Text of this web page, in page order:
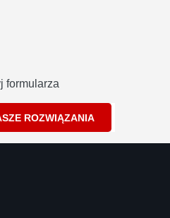
formularza
ROZWIĄZANIA